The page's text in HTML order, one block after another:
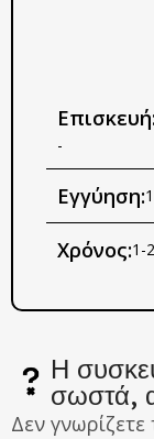
-
Εγγύηση:
Χρόνος:1-
Η
σωστά,
Δεν